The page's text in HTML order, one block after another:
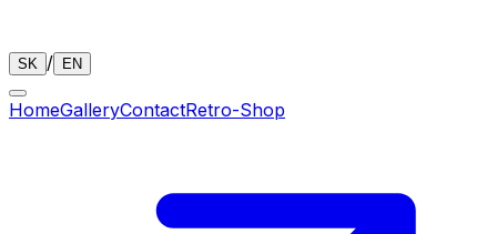
SK / EN
HomeGalleryContactRetro-Shop